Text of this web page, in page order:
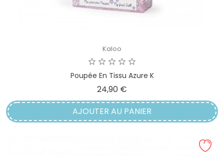
Kaloo
Poupée En Tissu Azure K
24,90 €
AJOUTER AU PANIER